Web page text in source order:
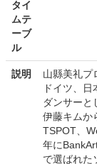
タイ
ムテ
ーブ
ル
説明
山縣美礼プ
ドイツ、
ダンサーと
伊藤キムか
TSPOT、
年に
で選ばれた